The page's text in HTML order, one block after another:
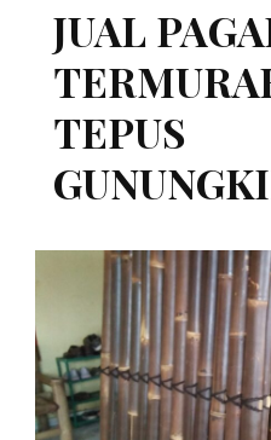
JUAL
TEPUS